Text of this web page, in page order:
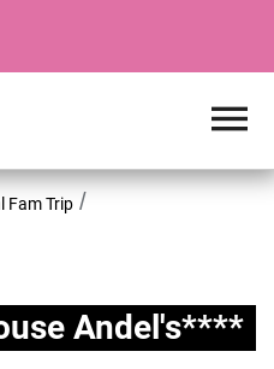
Fam Trip
Andel's****